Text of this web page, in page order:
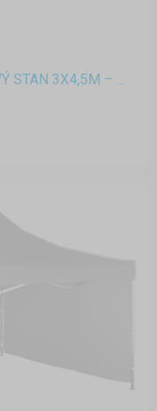
STAN 3X4,5M – ...